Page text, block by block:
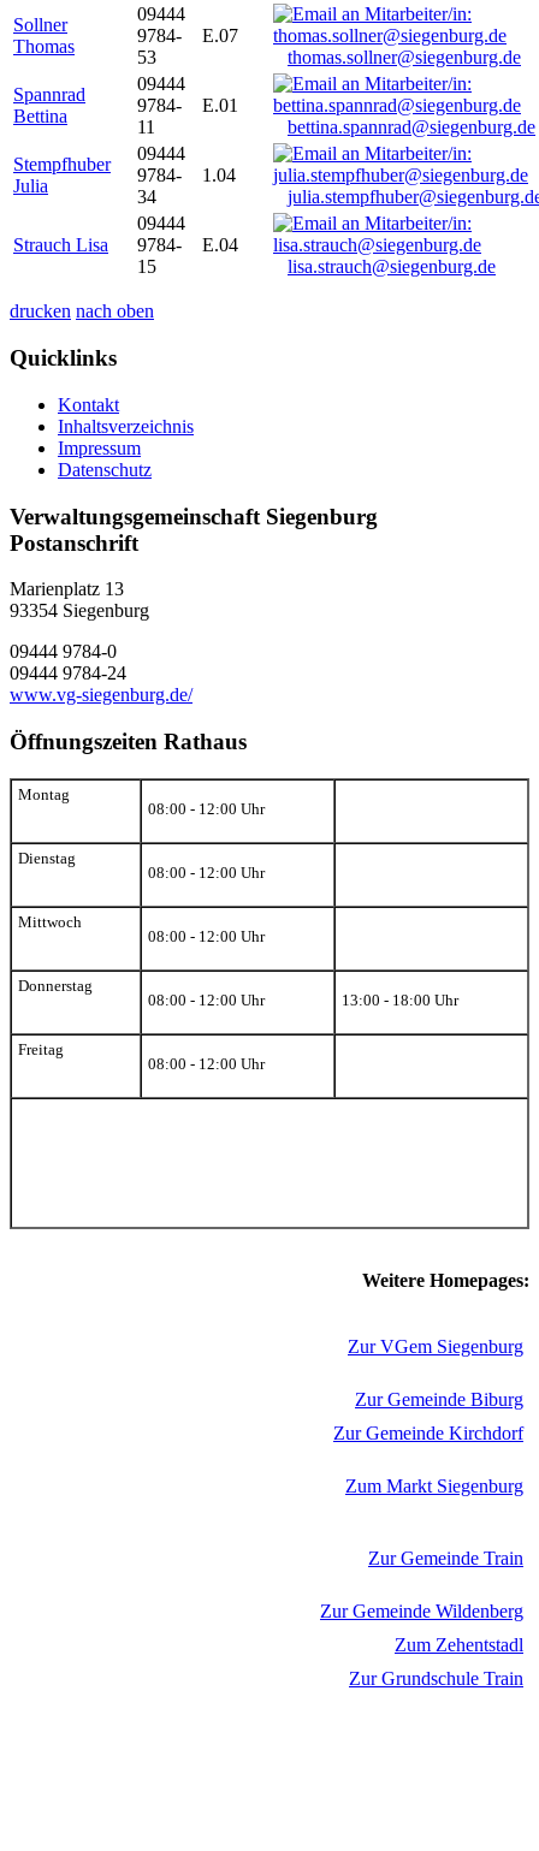
Sollner
Thomas
09444
9784-
53
E.07
thomas.sollner@siegenburg.de
Spannrad
Bettina
09444
9784-
11
E.01
bettina.spannrad@siegenburg.de
Stempfhuber
Julia
09444
9784-
34
1.04
Strauch Lisa
09444
9784-
15
E.04
lisa.strauch@siegenburg.de
drucken nach oben
Quicklinks
Kontakt
Inhaltsverzeichnis
Impressum
Datenschutz
Verwaltungsgemeinschaft Siegenburg
Postanschrift
Marienplatz 13
93354 Siegenburg
09444 9784-0
09444 9784-24
www.vg-siegenburg.de/
Öffnungszeiten Rathaus
Montag
08:00 - 12:00 Uhr
Dienstag
08:00 - 12:00 Uhr
Mittwoch
08:00 - 12:00 Uhr
Donnerstag
08:00 - 12:00 Uhr
13:00 - 18:00 Uhr
Freitag
08:00 - 12:00 Uhr
Weitere Homepages:
Zur VGem Siegenburg
Zur Gemeinde Biburg
Zur Gemeinde Kirchdorf
Zum Markt Siegenburg
Zur Gemeinde Train
Zur Gemeinde Wildenberg
Zum Zehentstadl
Zur Grundschule Train